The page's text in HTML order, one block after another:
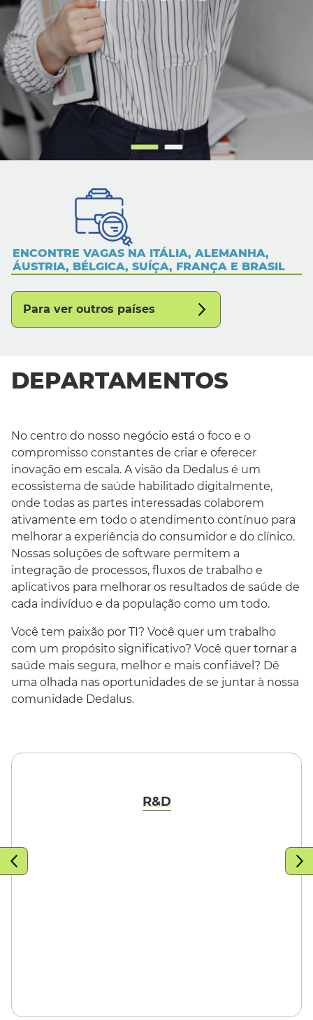
Português
ENCONTRE VAGAS NA ITÁLIA, ALEMANHA,
ÁUSTRIA, BÉLGICA, SUÍÇA, FRANÇA E BRASIL
Para ver outros países
DEPARTAMENTOS
No centro do nosso negócio está o foco e o
compromisso constantes de criar e oferecer
inovação em escala. A visão da Dedalus é um
ecossistema de saúde habilitado digitalmente,
onde todas as partes interessadas colaborem
ativamente em todo o atendimento contínuo para
melhorar a experiência do consumidor e do clínico.
Nossas soluções de software permitem a
integração de processos, fluxos de trabalho e
aplicativos para melhorar os resultados de saúde de
cada indivíduo e da população como um todo.
Você tem paixão por TI? Você quer um trabalho
com um propósito significativo? Você quer tornar a
saúde mais segura, melhor e mais confiável? Dê
uma olhada nas oportunidades de se juntar à nossa
comunidade Dedalus.
R&D